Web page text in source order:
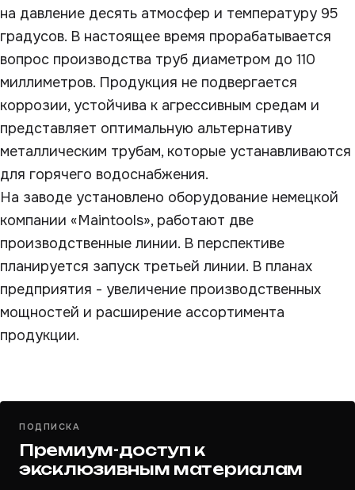
на давление десять атмосфер и температуру 95
градусов. В настоящее время прорабатывается
вопрос производства труб диаметром до 110
миллиметров. Продукция не подвергается
коррозии, устойчива к агрессивным средам и
представляет оптимальную альтернативу
металлическим трубам, которые устанавливаются
для горячего водоснабжения.
На заводе установлено оборудование немецкой
компании «Maintools», работают две
производственные линии. В перспективе
планируется запуск третьей линии. В планах
предприятия - увеличение производственных
мощностей и расширение ассортимента
продукции.
ПОДПИСКА
Премиум-доступ к
эксклюзивным материалам